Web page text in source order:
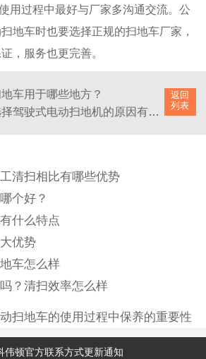
用过程中最好与厂家多沟通交流。公
地车时也要选择正规的扫地车厂家，
，服务也更完善。
返回
列表
车用于哪些地方？
驾驶式电动扫地机的原因有哪些
清扫相比有哪些优势
个好？
什么特点
优势
车怎么样
？清扫效率怎么样
扫地车的使用过程中保养的重要性
伟顿官方联系方式更新通知